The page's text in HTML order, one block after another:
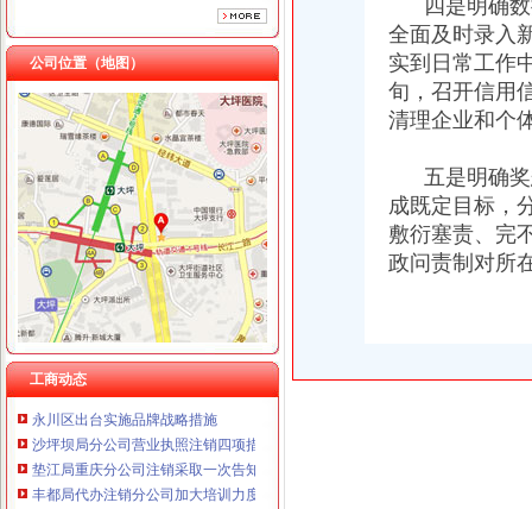
重庆奕欣锦诚商贸有限公司 渝九50万 （工商注册）
重庆信同广告有限公司 渝沙50万 （工商注册）
重庆三虹房地产营销策划有限公司
公司位置（地图）
工商动态
工商动态
全市代理注销分公司区县局信用信息化岗位大练抽考和竞赛正式开考
高新区局围绕“三项重点工作、两项突破工作”代办注销分公司谋划2007年工作
国家工商总局市重庆注销税务场司领导到观音桥农贸市场视察工作
万州局重庆分公司注销全力服务地方经济
北碚局代理注销分公司缙云工商所五项措施推进工商所12315分类监管平台应用
永川局重庆分公司注销扎实开展2007红盾护农行动
永川区出台实施品牌战略措施
沙坪坝局分公司营业执照注销四项措施化队伍建设
垫江局重庆分公司注销采取一次告知措施提高年检效率
丰都局代办注销分公司加大培训力度着力提高队伍素质
市局被“两厅”重庆注销税务分别评为2006年度督查工作先进单位和先进集体
四是明确数
全面及时录入
实到日常工作
旬，召开信用
清理企业和个
五是明确奖
成既定目标，
敷衍塞责、完
政问责制对所